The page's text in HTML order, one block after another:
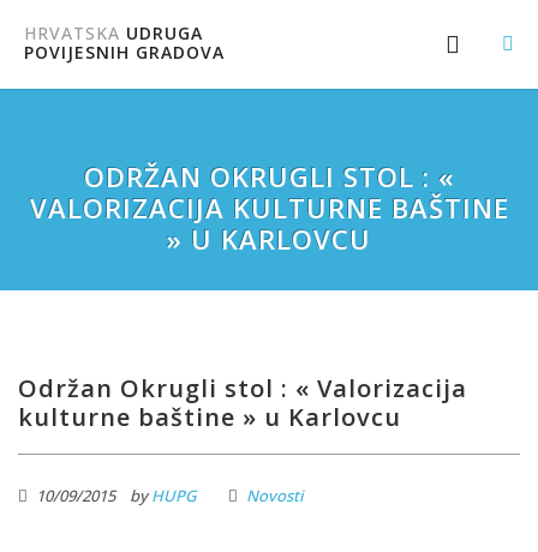
HRVATSKA UDRUGA
POVIJESNIH GRADOVA
ODRŽAN OKRUGLI STOL : «
VALORIZACIJA KULTURNE BAŠTINE
» U KARLOVCU
Održan Okrugli stol : « Valorizacija
kulturne baštine » u Karlovcu
10/09/2015 byHUPG Novosti